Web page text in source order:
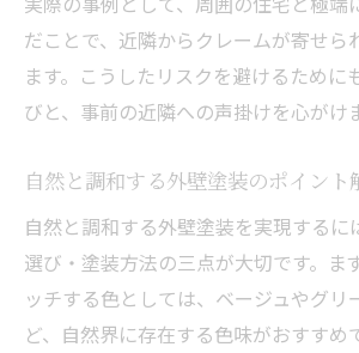
だことで、近隣からクレームが寄せら
ます。こうしたリスクを避けるために
びと、事前の近隣への声掛けを心がけ
自然と調和する外壁塗装のポイント
自然と調和する外壁塗装を実現するに
選び・塗装方法の三点が大切です。ま
ッチする色としては、ベージュやグリ
ど、自然界に存在する色味がおすすめ